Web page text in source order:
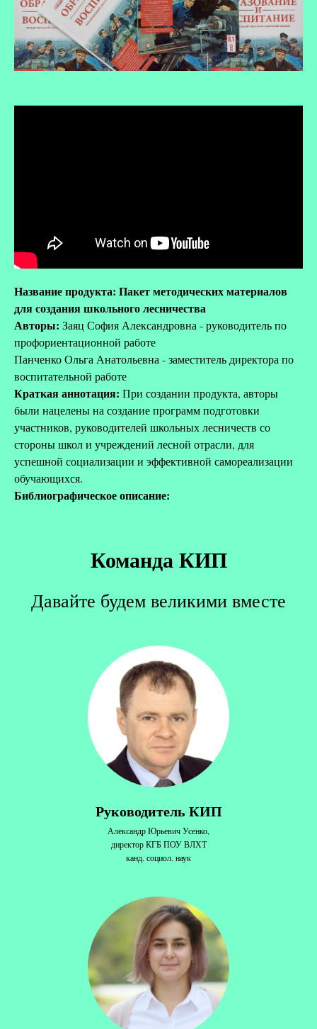
Название продукта: Пакет методических материалов
для создания школьного лесничества
Авторы: Заяц София Александровна - руководитель по
профориентационной работе
Панченко Ольга Анатольевна - заместитель директора по
воспитательной работе
Краткая аннотация: При создании продукта, авторы
были нацелены на создание программ подготовки
участников, руководителей школьных лесничеств со
стороны школ и учреждений лесной отрасли, для
успешной социализации и эффективной самореализации
обучающихся.
Библиографическое описание:
Команда КИП
Давайте будем великими вместе
Руководитель КИП
Александр Юрьевич Усенко,
директор КГБ ПОУ ВЛХТ
канд. социол. наук